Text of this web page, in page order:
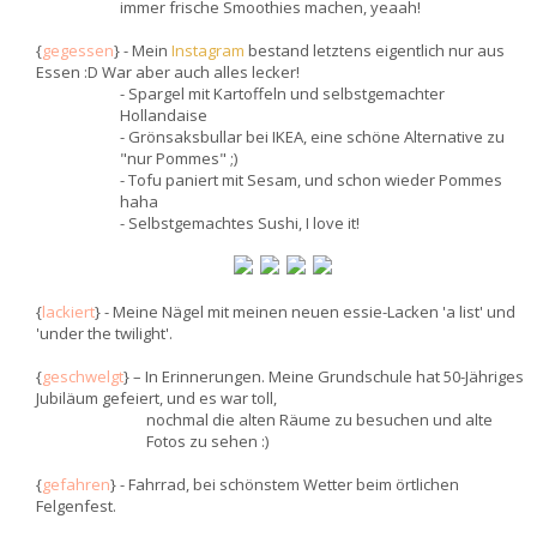
immer frische Smoothies machen, yeaah!
{gegessen} - Mein Instagram bestand letztens eigentlich nur aus
Essen :D War aber auch alles lecker!
- Spargel mit Kartoffeln und selbstgemachter
Hollandaise
- Grönsaksbullar bei IKEA, eine schöne Alternative zu
"nur Pommes" ;)
- Tofu paniert mit Sesam, und schon wieder Pommes
haha
- Selbstgemachtes Sushi, I love it!
{lackiert} - Meine Nägel mit meinen neuen essie-Lacken 'a list' und
'under the twilight'.
{geschwelgt} – In Erinnerungen. Meine Grundschule hat 50-Jähriges
Jubiläum gefeiert, und es war toll,
nochmal die alten Räume zu besuchen und alte
Fotos zu sehen :)
{gefahren} - Fahrrad, bei schönstem Wetter beim örtlichen
Felgenfest.